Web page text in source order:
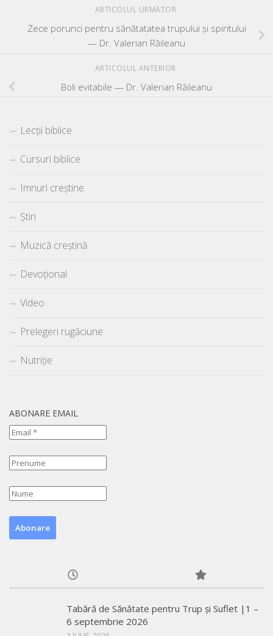
ARTICOLUL URMĂTOR
Zece porunci pentru sănătatatea trupului și spiritului
— Dr. Valerian Răileanu
ARTICOLUL ANTERIOR
Boli evitabile — Dr. Valerian Răileanu
Lecții biblice
Cursuri biblice
Imnuri creștine
Știri
Muzică creștină
Devoțional
Video
Prelegeri rugăciune
Nutriție
ABONARE EMAIL
Tabără de Sănătate pentru Trup și Suflet |1 –
6 septembrie 2026